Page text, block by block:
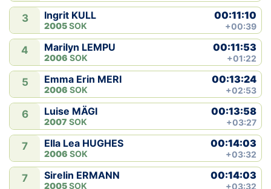
3 Ingrit KULL
2005SOK
00:11:10
+00:39
4 Marilyn LEMPU
2006 SOK
00:11:53
+01:22
5 Emma Erin MERI
2006 SOK
00:13:24
+02:53
6 Luise MÄGI
2007 SOK
00:13:58
+03:27
7 Ella Lea HUGHES
2006 SOK
00:14:03
+03:32
7 Sirelin ERMANN
2005SOK
00:14:03
+03:32